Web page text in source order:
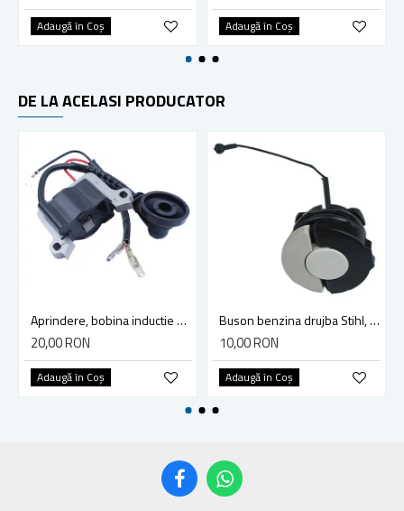
Adaugă în Coş Adaugă în Coş
DE LA ACELASI PRODUCATOR
Aprindere, bobina inductie motocoasa chinezeasca TL43 TL 52, Ruris Dac 210, Dac 310
20,00 RON
Adaugă în Coş
Buson benzina drujba Stihl, model cu clapeta
10,00 RON
Adaugă în Coş